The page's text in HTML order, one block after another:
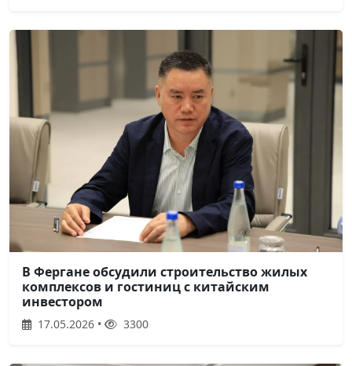
В Фергане обсудили строительство жилых
комплексов и гостиниц с китайским
инвестором
17.05.2026 • 3300